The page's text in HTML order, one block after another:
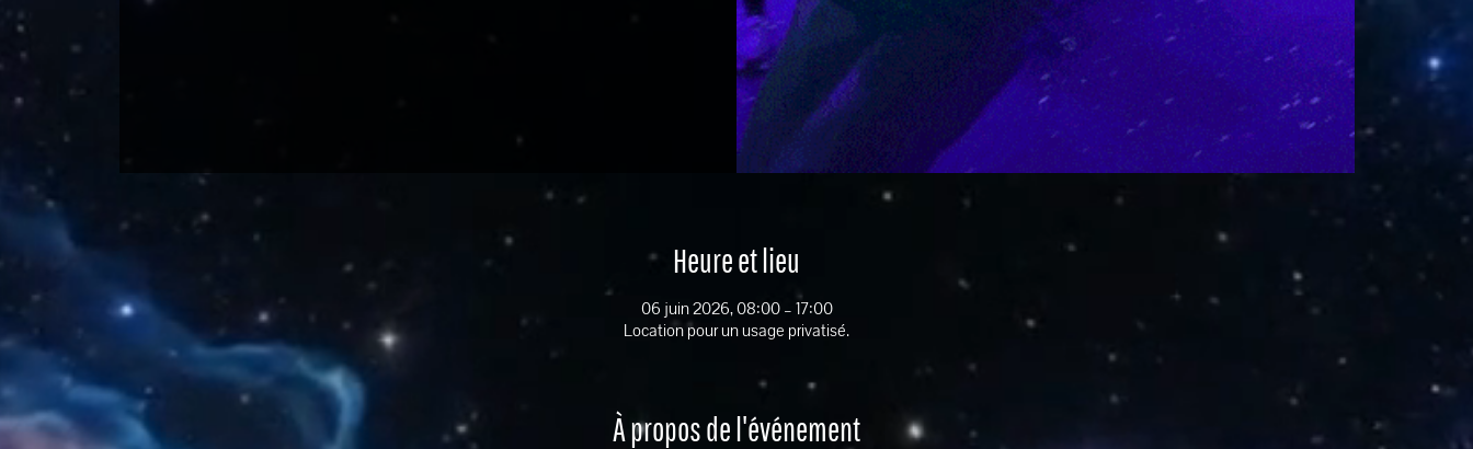
Heure et lieu
06 juin 2026, 08:00 – 17:00
Location pour un usage privatisé.
À propos de l'événement